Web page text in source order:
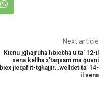
Next article
Kienu jgħajruha ħbiebha u ta’ 12-il
sena kellha x’taqsam ma ġuvni
biex jieqaf it-tgħajjir…welldet ta’ 14-
il sena